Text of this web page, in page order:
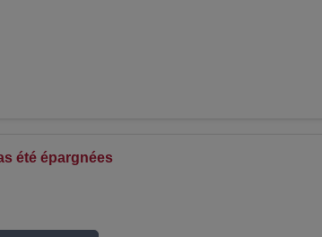
été épargnées